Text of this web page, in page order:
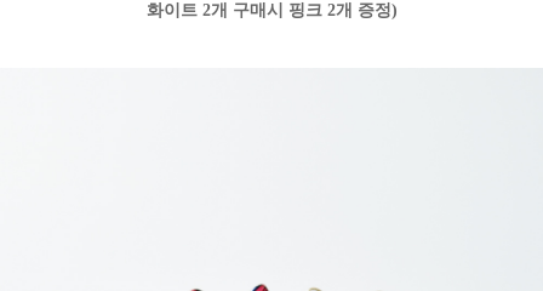
화이트 2개 구매시 핑크 2개 증정)